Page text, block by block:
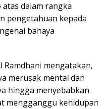
dalam rangka
pengetahuan kepada
bahaya
mengatakan,
merusak mental dan
hingga menyebabkan
mengganggu kehidupan